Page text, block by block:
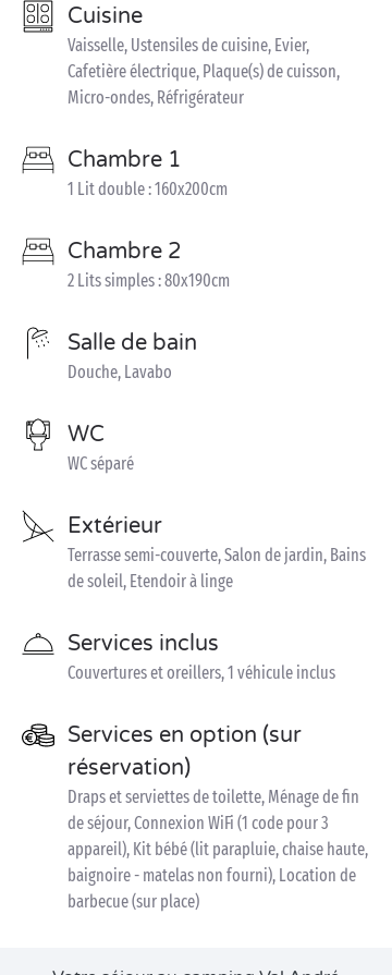
Cuisine
Vaisselle, Ustensiles de cuisine, Evier,
Cafetière électrique, Plaque(s) de cuisson,
Micro-ondes, Réfrigérateur
Chambre 1
1 Lit double : 160x200cm
Chambre 2
2 Lits simples : 80x190cm
Salle de bain
Douche, Lavabo
WC
WC séparé
Extérieur
Terrasse semi-couverte, Salon de jardin, Bains
de soleil, Etendoir à linge
Services inclus
Couvertures et oreillers, 1 véhicule inclus
Services en option (sur
réservation)
Draps et serviettes de toilette, Ménage de fin
de séjour, Connexion WiFi (1 code pour 3
appareil), Kit bébé (lit parapluie, chaise haute,
baignoire - matelas non fourni), Location de
barbecue (sur place)